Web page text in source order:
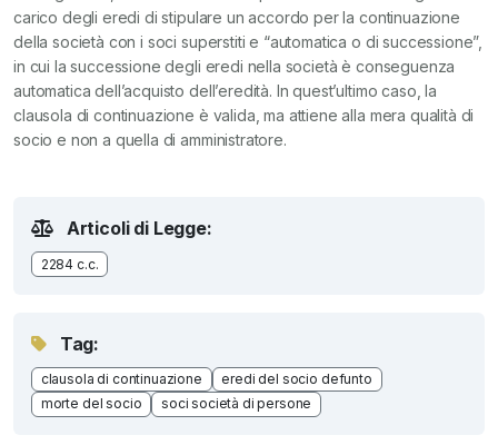
carico degli eredi di stipulare un accordo per la continuazione
della società con i soci superstiti e “automatica o di successione”,
in cui la successione degli eredi nella società è conseguenza
automatica dell’acquisto dell’eredità. In quest’ultimo caso, la
clausola di continuazione è valida, ma attiene alla mera qualità di
socio e non a quella di amministratore.
Articoli di Legge:
2284 c.c.
Tag:
clausola di continuazione
eredi del socio defunto
morte del socio
soci società di persone